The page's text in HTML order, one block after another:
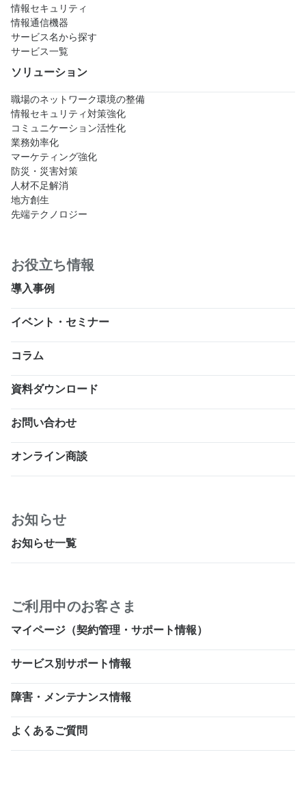
情報セキュリティ
情報通信機器
サービス名から探す
サービス一覧
ソリューション
職場のネットワーク環境の整備
情報セキュリティ対策強化
コミュニケーション活性化
業務効率化
マーケティング強化
防災・災害対策
人材不足解消
地方創生
先端テクノロジー
お役立ち情報
導入事例
イベント・セミナー
コラム
資料ダウンロード
お問い合わせ
オンライン商談
お知らせ
お知らせ一覧
ご利用中のお客さま
マイページ（契約管理・サポート情報）
サービス別サポート情報
障害・メンテナンス情報
よくあるご質問